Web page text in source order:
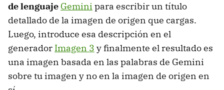
de lenguaje Gemini para escribir un título
detallado de la imagen de origen que cargas.
Luego, introduce esa descripción en el
generador Imagen 3 y finalmente el resultado es
una imagen basada en las palabras de Gemini
sobre tu imagen y no en la imagen de origen en